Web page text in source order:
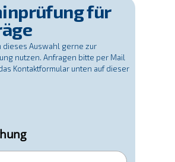
für
dieses Auswahl gerne zur
nutzen. Anfragen bitte per Mail
Kontaktformular unten auf dieser